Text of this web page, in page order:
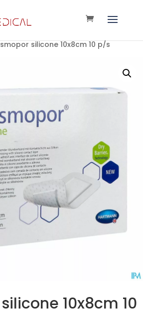
silicone 10x8cm 10 p/s
10x8cm 10